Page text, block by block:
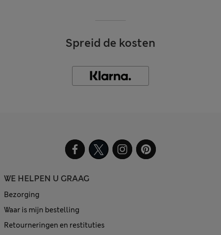
Spreid de kosten
WE HELPEN U GRAAG
Bezorging
Waar is mijn bestelling
Retourneringen en restituties